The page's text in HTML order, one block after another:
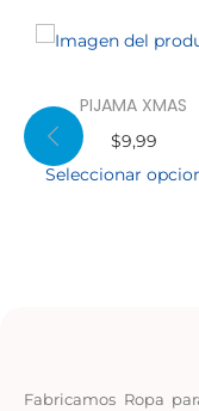
PIJAMA XMAS
$9,99
Seleccionar
Fabricamos Ropa